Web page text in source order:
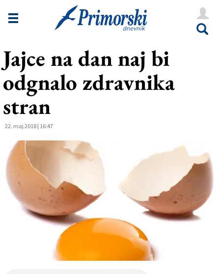
Novice
Goriška
Kultura
Šport
Še
Vreme
V Kioskih
Uredništvo
Jajce na dan naj bi
odgnalo zdravnika
stran
22. maj 2018 | 16:47